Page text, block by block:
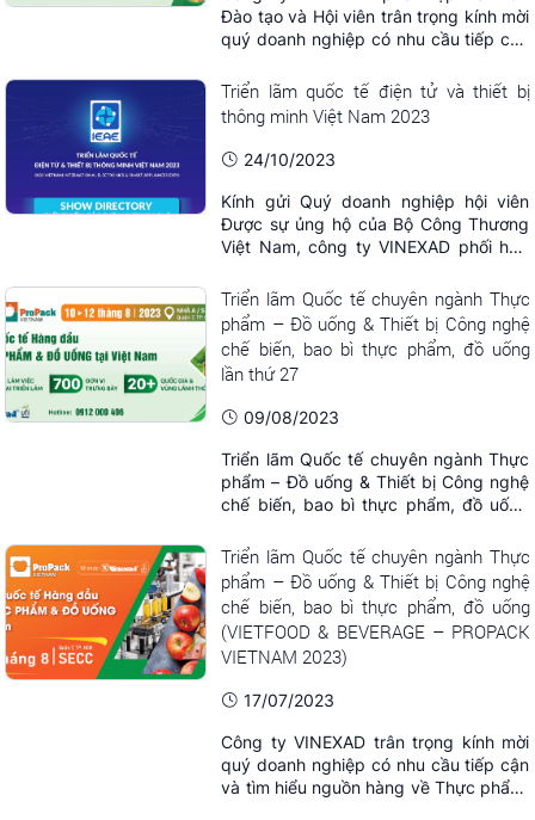
Đào tạo và Hội viên trân trọng kính mời
quý doanh nghiệp có nhu cầu tiếp cận
đồ uống, máy móc thiết bị, bao bì đóng
gói Thực phẩm và đồ uống tới tham dự
Chương trình Giao thương trong khuôn
khổ Triển lãm Quốc tế Thực phẩm và
Triển lãm quốc tế điện tử và thiết bị
thông minh Việt Nam 2023
24/10/2023
Kính gửi Quý doanh nghiệp hội viên
Được sự ủng hộ của Bộ Công Thương
Việt Nam, công ty VINEXAD phối hợp
CHAOYU EXPO tổ chức chương trình
giao thương trong khuôn khổ: TRIỂN
LÃM QUỐC TẾ ĐIỆN TỬ VÀ THIẾT BỊ
THÔNG MINH 2023 – IEAE 2023 Thời
gian: 02~04/11/2023 Địa ...
Triển lãm Quốc tế chuyên ngành Thực
phẩm – Đồ uống & Thiết bị Công nghệ
chế biến, bao bì thực phẩm, đồ uống
lần thứ 27
09/08/2023
Triển lãm Quốc tế chuyên ngành Thực
phẩm – Đồ uống & Thiết bị Công nghệ
chế biến, bao bì thực phẩm, đồ uống
thức diễn ra trong 3 ngày, từ ngày
10~12/08/2023 tại Trung tâm Triển lãm
và Hội nghị Sài Gòn (SECC) – 799
Nguyễn Văn Linh, Quận 7, Tp. Hồ ...
Triển lãm Quốc tế chuyên ngành Thực
phẩm – Đồ uống & Thiết bị Công nghệ
chế biến, bao bì thực phẩm, đồ uống
(VIETFOOD & BEVERAGE – PROPACK
VIETNAM 2023)
17/07/2023
Công ty VINEXAD trân trọng kính mời
quý doanh nghiệp có nhu cầu tiếp cận
và tìm hiểu nguồn hàng về Thực phẩm,